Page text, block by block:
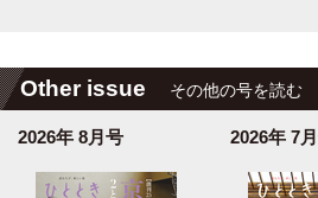
Other issue その他の号を読む
2026年 8月号 2026年 7